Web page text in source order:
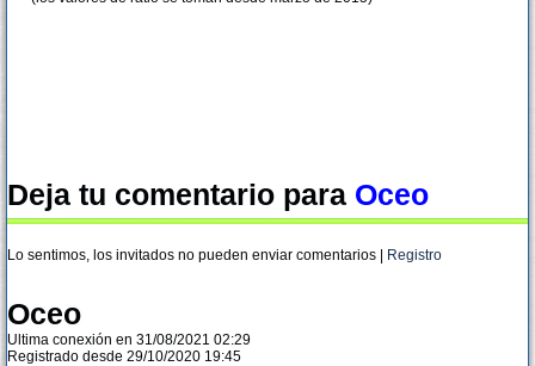
Deja tu comentario para Oceo
Lo sentimos, los invitados no pueden enviar comentarios | Registro
Oceo
Ultima conexión en 31/08/2021 02:29
Registrado desde 29/10/2020 19:45